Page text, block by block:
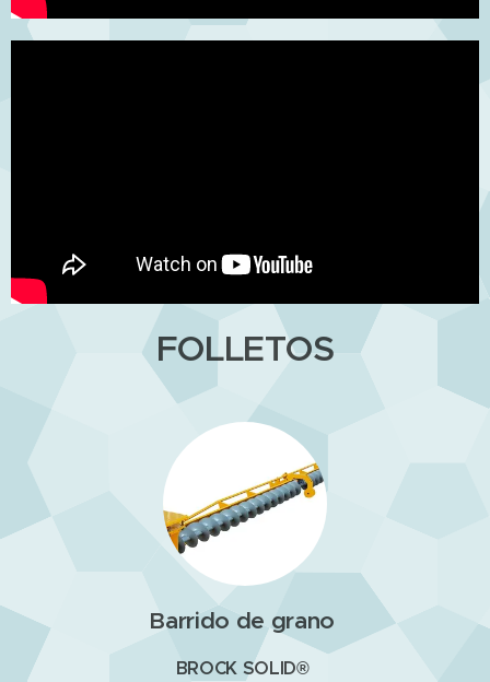
FOLLETOS
Barrido de grano
BROCK SOLID®